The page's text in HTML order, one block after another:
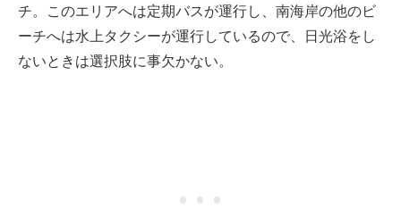
チ。このエリアへは定期バスが運行し、南海岸の他のビ
ーチへは水上タクシーが運行しているので、日光浴をし
ないときは選択肢に事欠かない。